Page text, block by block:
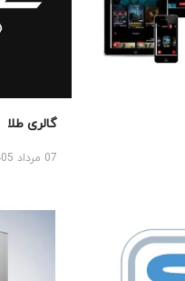
گالری طلا
07 مرداد 1405